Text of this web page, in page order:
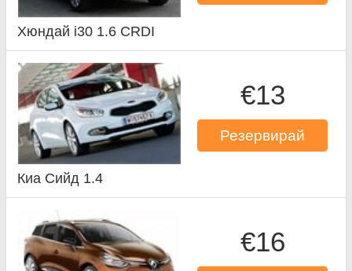
Хюндай i30 1.6 CRDI
€13
Резервирай
Киа Сийд 1.4
€16